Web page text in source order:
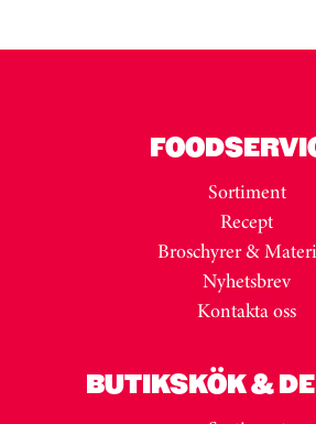
Sortiment
Recept
Broschyrer &
Nyhetsbrev
Kontakta oss
BUTIKSKÖK &